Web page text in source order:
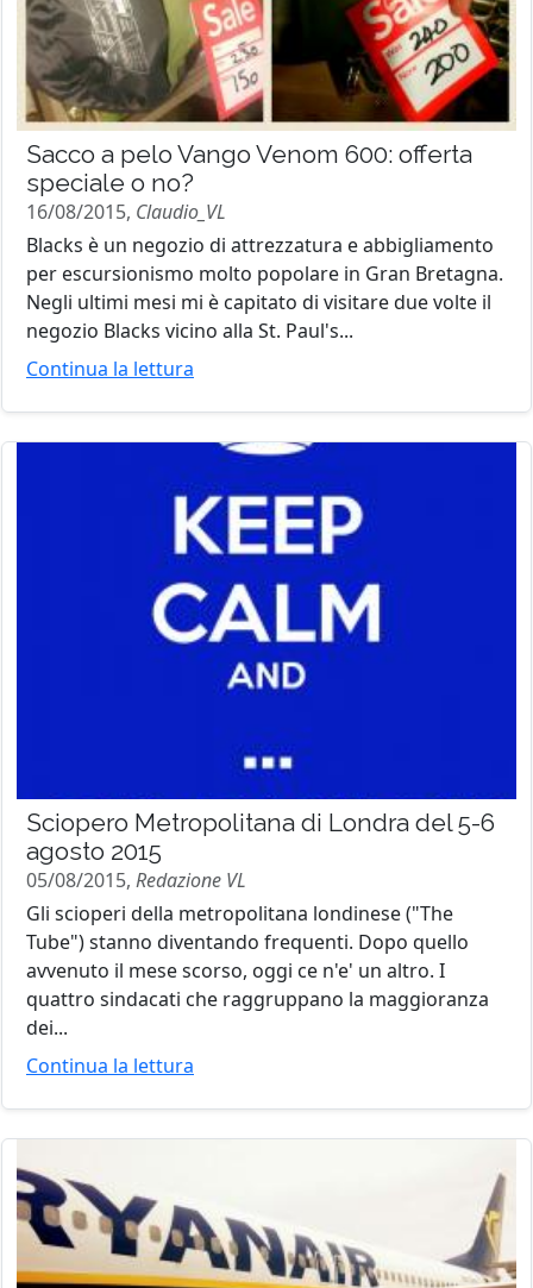
Sacco a pelo Vango Venom 600: offerta
speciale o no?
16/08/2015, Claudio_VL
Blacks è un negozio di attrezzatura e abbigliamento
per escursionismo molto popolare in Gran Bretagna.
Negli ultimi mesi mi è capitato di visitare due volte il
negozio Blacks vicino alla St. Paul's...
Continua la lettura
Sciopero Metropolitana di Londra del 5-6
agosto 2015
05/08/2015, Redazione VL
Gli scioperi della metropolitana londinese ("The
Tube") stanno diventando frequenti. Dopo quello
avvenuto il mese scorso, oggi ce n'e' un altro. I
quattro sindacati che raggruppano la maggioranza
dei...
Continua la lettura